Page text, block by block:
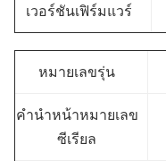
เวอร์ชันเฟิร์มแวร์
หมายเลขรุ่น
คำนำหน้าหมายเลข
ซีเรียล